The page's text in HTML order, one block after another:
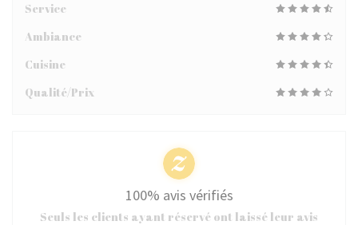
Service
Ambiance
Cuisine
Qualité/Prix
100% avis vérifiés
Seuls les clients ayant réservé ont laissé leur avis